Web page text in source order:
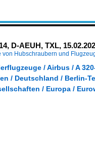
D-AEUH, TXL,
Hubschraubern und
/ Airbus / A
/ Deutschland / Berlin-
/ Europa /